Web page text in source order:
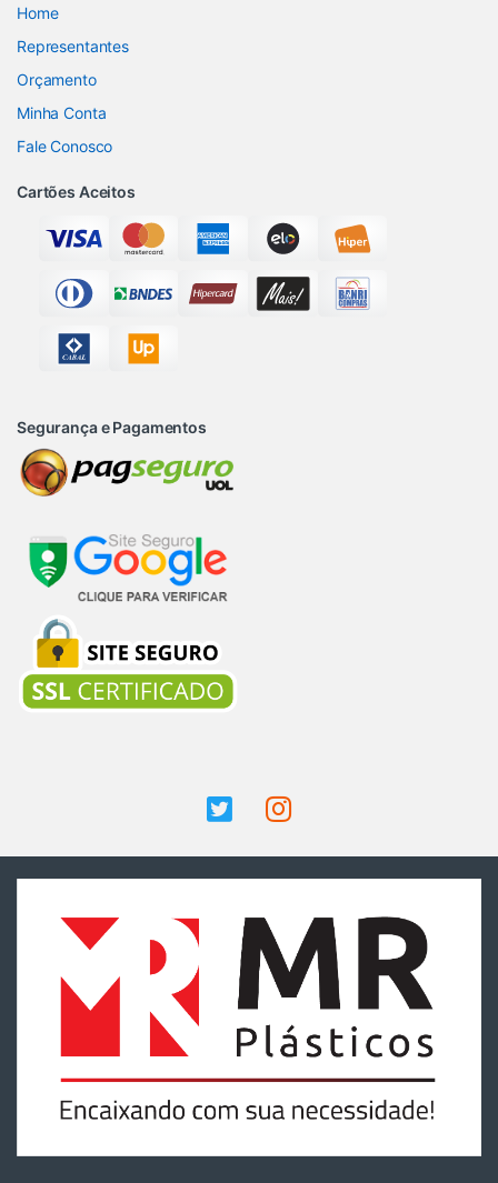
Home
Representantes
Orçamento
Minha Conta
Fale Conosco
Cartões Aceitos
Segurança e Pagamentos